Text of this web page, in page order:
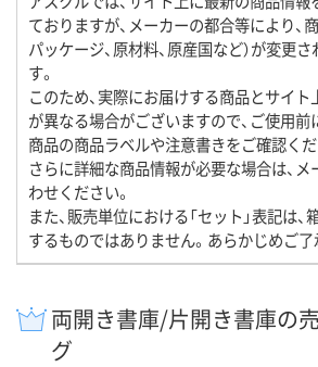
ておりますが、メーカーの都合等により、商
パッケージ、原材料、原産国など）が変更
す。
このため、実際にお届けする商品とサイ
が異なる場合がございますので、ご使用
商品の商品ラベルや注意書きをご確認くだ
さらに詳細な商品情報が必要な場合は、
わせください。
また、販売単位における「セット」表記は
するものではありません。あらかじめご了
両開き書庫/片開き書庫の
グ